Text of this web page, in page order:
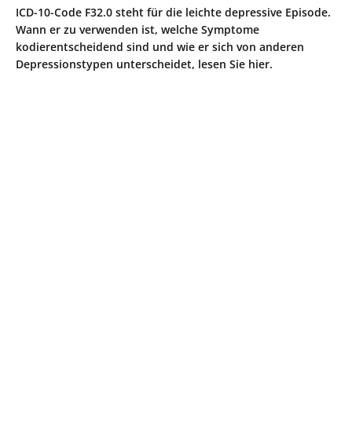
ICD-10-Code F32.0 steht für die leichte depressive Episode.
Wann er zu verwenden ist, welche Symptome
kodierentscheidend sind und wie er sich von anderen
Depressionstypen unterscheidet, lesen Sie hier.